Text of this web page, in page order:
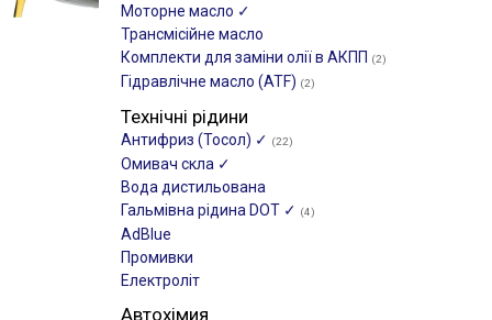
Моторне масло ✓
Трансмісійне масло
Комплекти для заміни олії в АКПП (2)
Гідравлічне масло (ATF) (2)
Технічні рідини
Антифриз (Тосол) ✓ (22)
Омивач скла ✓
Вода дистильована
Гальмівна рідина DOT ✓ (4)
AdBlue
Промивки
Електроліт
Автохімия